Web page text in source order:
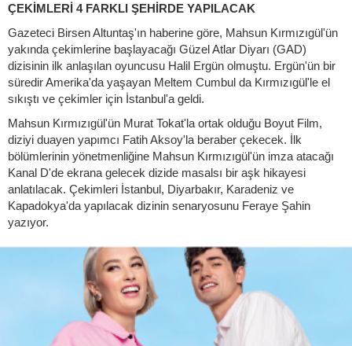
ÇEKİMLERİ 4 FARKLI ŞEHİRDE YAPILACAK
Gazeteci Birsen Altuntaş'ın haberine göre, Mahsun Kırmızıgül'ün
yakında çekimlerine başlayacağı Güzel Atlar Diyarı (GAD)
dizisinin ilk anlaşılan oyuncusu Halil Ergün olmuştu. Ergün'ün bir
süredir Amerika'da yaşayan Meltem Cumbul da Kırmızıgül'le el
sıkıştı ve çekimler için İstanbul'a geldi.
Mahsun Kırmızıgül'ün Murat Tokat'la ortak olduğu Boyut Film,
diziyi duayen yapımcı Fatih Aksoy'la beraber çekecek. İlk
bölümlerinin yönetmenliğine Mahsun Kırmızıgül'ün imza atacağı
Kanal D'de ekrana gelecek dizide masalsı bir aşk hikayesi
anlatılacak. Çekimleri İstanbul, Diyarbakır, Karadeniz ve
Kapadokya'da yapılacak dizinin senaryosunu Feraye Şahin
yazıyor.